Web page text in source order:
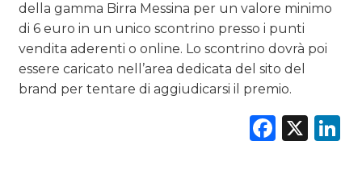
della gamma Birra Messina per un valore minimo
di 6 euro in un unico scontrino presso i punti
vendita aderenti o online. Lo scontrino dovrà poi
essere caricato nell’area dedicata del sito del
brand per tentare di aggiudicarsi il premio.
X